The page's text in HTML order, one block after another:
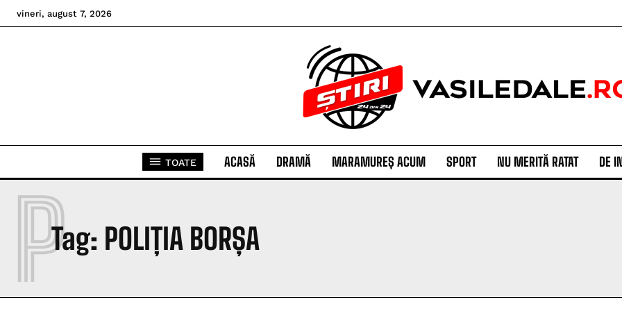
vineri, august 7, 2026
TOATE ACASĂ DRAMĂ MARAMUREȘ ACUM SPORT NU MERITĂ RATAT DE
Tag: POLIȚIA BORȘA
P